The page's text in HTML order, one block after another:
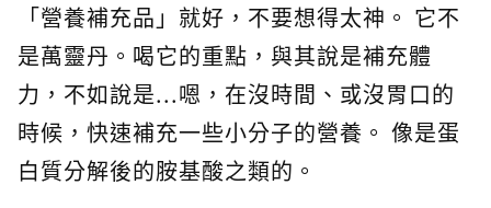
「營養補充品」就好，不要想得太神。 它不
是萬靈丹。喝它的重點，與其說是補充體
力，不如說是...嗯，在沒時間、或沒胃口的
時候，快速補充一些小分子的營養。 像是蛋
白質分解後的胺基酸之類的。